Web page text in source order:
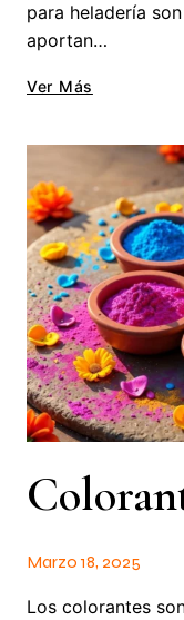
para heladería
aportan…
Ver Más
Marzo 18, 2025
Los colorantes